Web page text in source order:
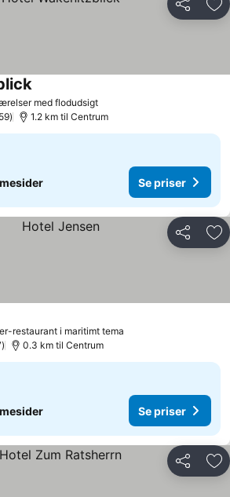
Del
med flodudsigt
1.2 km til Centrum
Se priser
Del
restaurant i maritimt tema
0.3 km til Centrum
Se priser
Del